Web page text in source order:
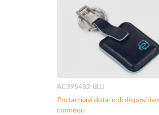
AC3954B2-BLU
Portachiavi dotato di dispositivo
connequ